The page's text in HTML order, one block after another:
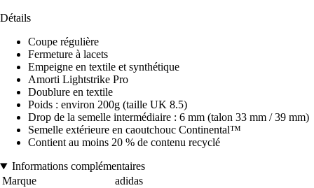
Détails
Coupe régulière
Fermeture à lacets
Empeigne en textile et synthétique
Amorti Lightstrike Pro
Doublure en textile
Poids : environ 200g (taille UK 8.5)
Drop de la semelle intermédiaire : 6 mm (talon 33 mm / 39 mm)
Semelle extérieure en caoutchouc Continental™
Contient au moins 20 % de contenu recyclé
Informations complémentaires
Marque
adidas